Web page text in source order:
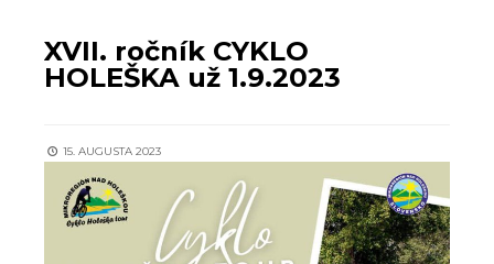
XVII. ročník CYKLO
HOLEŠKA už 1.9.2023
15. AUGUSTA 2023